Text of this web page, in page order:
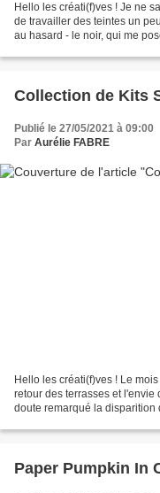
Hello les créati(f)ves ! Je ne
de travailler des teintes un
au hasard - le noir, qui me
Collection de Kits
Publié le 27/05/2021 à 09:00
Par Aurélie FABRE
Hello les créati(f)ves ! Le
retour des terrasses et
doute remarqué la disparition
Paper Pumpkin In